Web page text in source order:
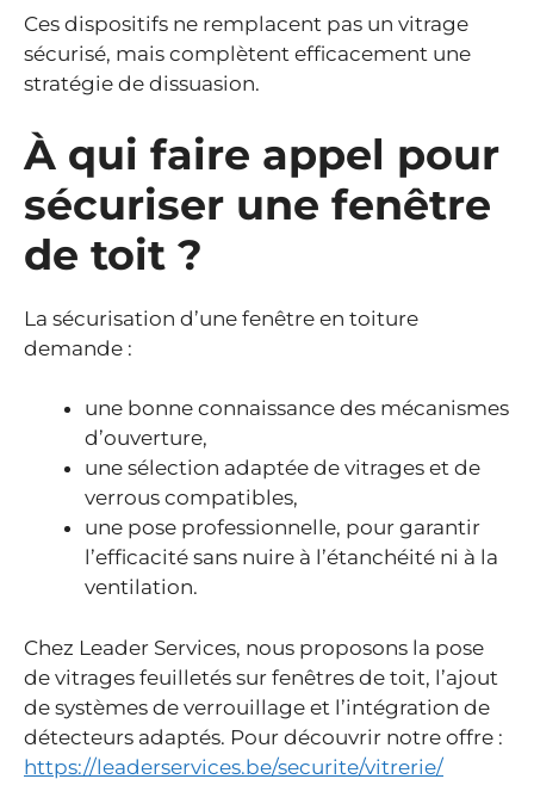
Ces dispositifs ne remplacent pas un vitrage
sécurisé, mais complètent efficacement une
stratégie de dissuasion.
À qui faire appel pour
sécuriser une fenêtre
de toit ?
La sécurisation d’une fenêtre en toiture
demande :
une bonne connaissance des mécanismes
d’ouverture,
une sélection adaptée de vitrages et de
verrous compatibles,
une pose professionnelle, pour garantir
l’efficacité sans nuire à l’étanchéité ni à la
ventilation.
Chez Leader Services, nous proposons la pose
de vitrages feuilletés sur fenêtres de toit, l’ajout
de systèmes de verrouillage et l’intégration de
détecteurs adaptés. Pour découvrir notre offre :
https://leaderservices.be/securite/vitrerie/